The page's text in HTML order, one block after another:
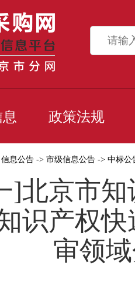
政策法规
信息公告 -> 市级信息公告 -> 中标公
]北京市
识产权
审领